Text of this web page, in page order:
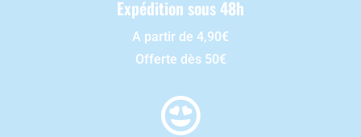
Expédition sous 48h
A partir de 4,90€
Offerte dès 50€
